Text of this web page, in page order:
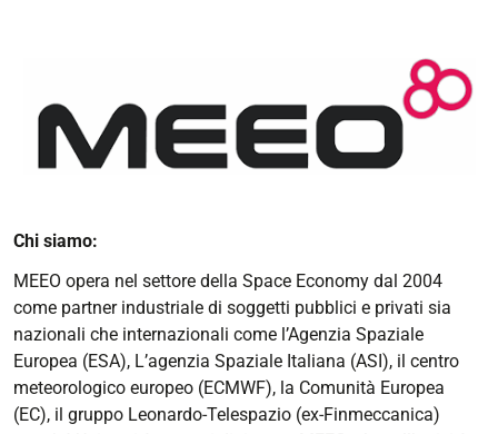
Chi siamo:
MEEO opera nel settore della Space Economy dal 2004
come partner industriale di soggetti pubblici e privati sia
nazionali che internazionali come l’Agenzia Spaziale
Europea (ESA), L’agenzia Spaziale Italiana (ASI), il centro
meteorologico europeo (ECMWF), la Comunità Europea
(EC), il gruppo Leonardo-Telespazio (ex-Finmeccanica)